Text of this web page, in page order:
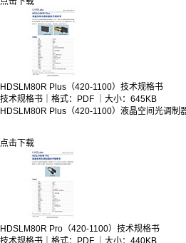
HDSLM80R Plus（420-1100）技术规格书
技术规格书｜格式：PDF ｜大小：645KB
HDSLM80R Plus（420-1100）液晶空间光调制
点击下载
HDSLM80R Pro（420-1100）技术规格书
技术规格书｜格式：PDF ｜大小：440KB